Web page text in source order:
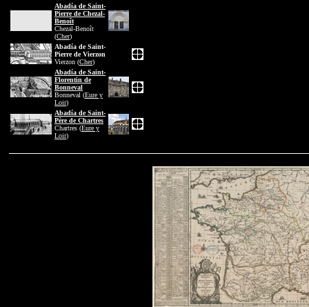
Abadía de Saint-
Pierre de Chezal-
Benoît
Chezal-Benoît
(Cher)
Abadía de Saint-
Pierre de Vierzon
Vierzon (Cher)
Abadía de Saint-
Florentin de
Bonneval
Bonneval (Eure y
Loir)
Abadía de Saint-
Père de Chartres
Chartres (Eure y
Loir)